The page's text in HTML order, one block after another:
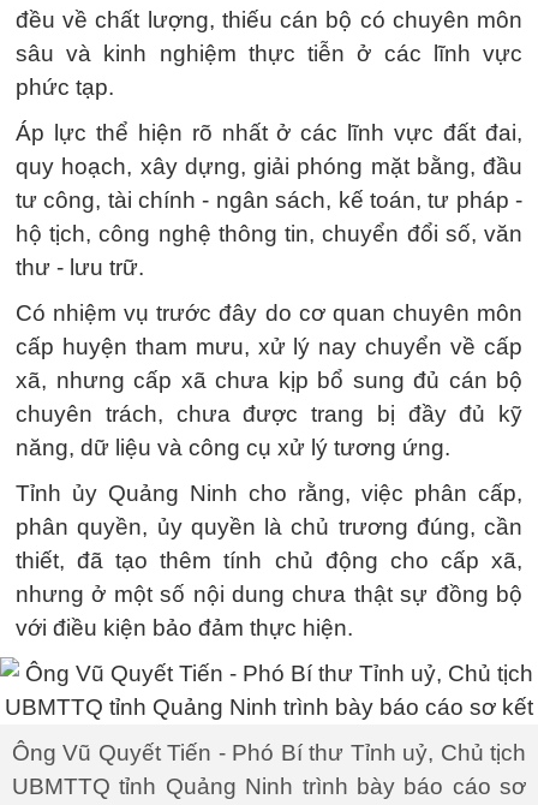
đều về chất lượng, thiếu cán bộ có chuyên môn
sâu và kinh nghiệm thực tiễn ở các lĩnh vực
phức tạp.
Áp lực thể hiện rõ nhất ở các lĩnh vực đất đai,
quy hoạch, xây dựng, giải phóng mặt bằng, đầu
tư công, tài chính - ngân sách, kế toán, tư pháp -
hộ tịch, công nghệ thông tin, chuyển đổi số, văn
thư - lưu trữ.
Có nhiệm vụ trước đây do cơ quan chuyên môn
cấp huyện tham mưu, xử lý nay chuyển về cấp
xã, nhưng cấp xã chưa kịp bổ sung đủ cán bộ
chuyên trách, chưa được trang bị đầy đủ kỹ
năng, dữ liệu và công cụ xử lý tương ứng.
Tỉnh ủy Quảng Ninh cho rằng, việc phân cấp,
phân quyền, ủy quyền là chủ trương đúng, cần
thiết, đã tạo thêm tính chủ động cho cấp xã,
nhưng ở một số nội dung chưa thật sự đồng bộ
với điều kiện bảo đảm thực hiện.
Ông Vũ Quyết Tiến - Phó Bí thư Tỉnh uỷ, Chủ tịch
UBMTTQ tỉnh Quảng Ninh trình bày báo cáo sơ